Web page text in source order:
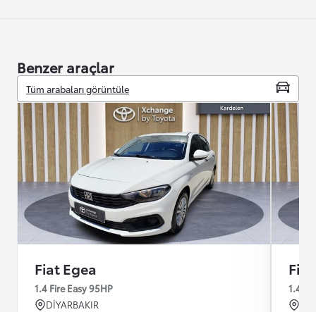
Benzer araçlar
Tüm arabaları görüntüle
Fiat Egea
1.4 Fire Easy 95HP
DİYARBAKIR
1.4